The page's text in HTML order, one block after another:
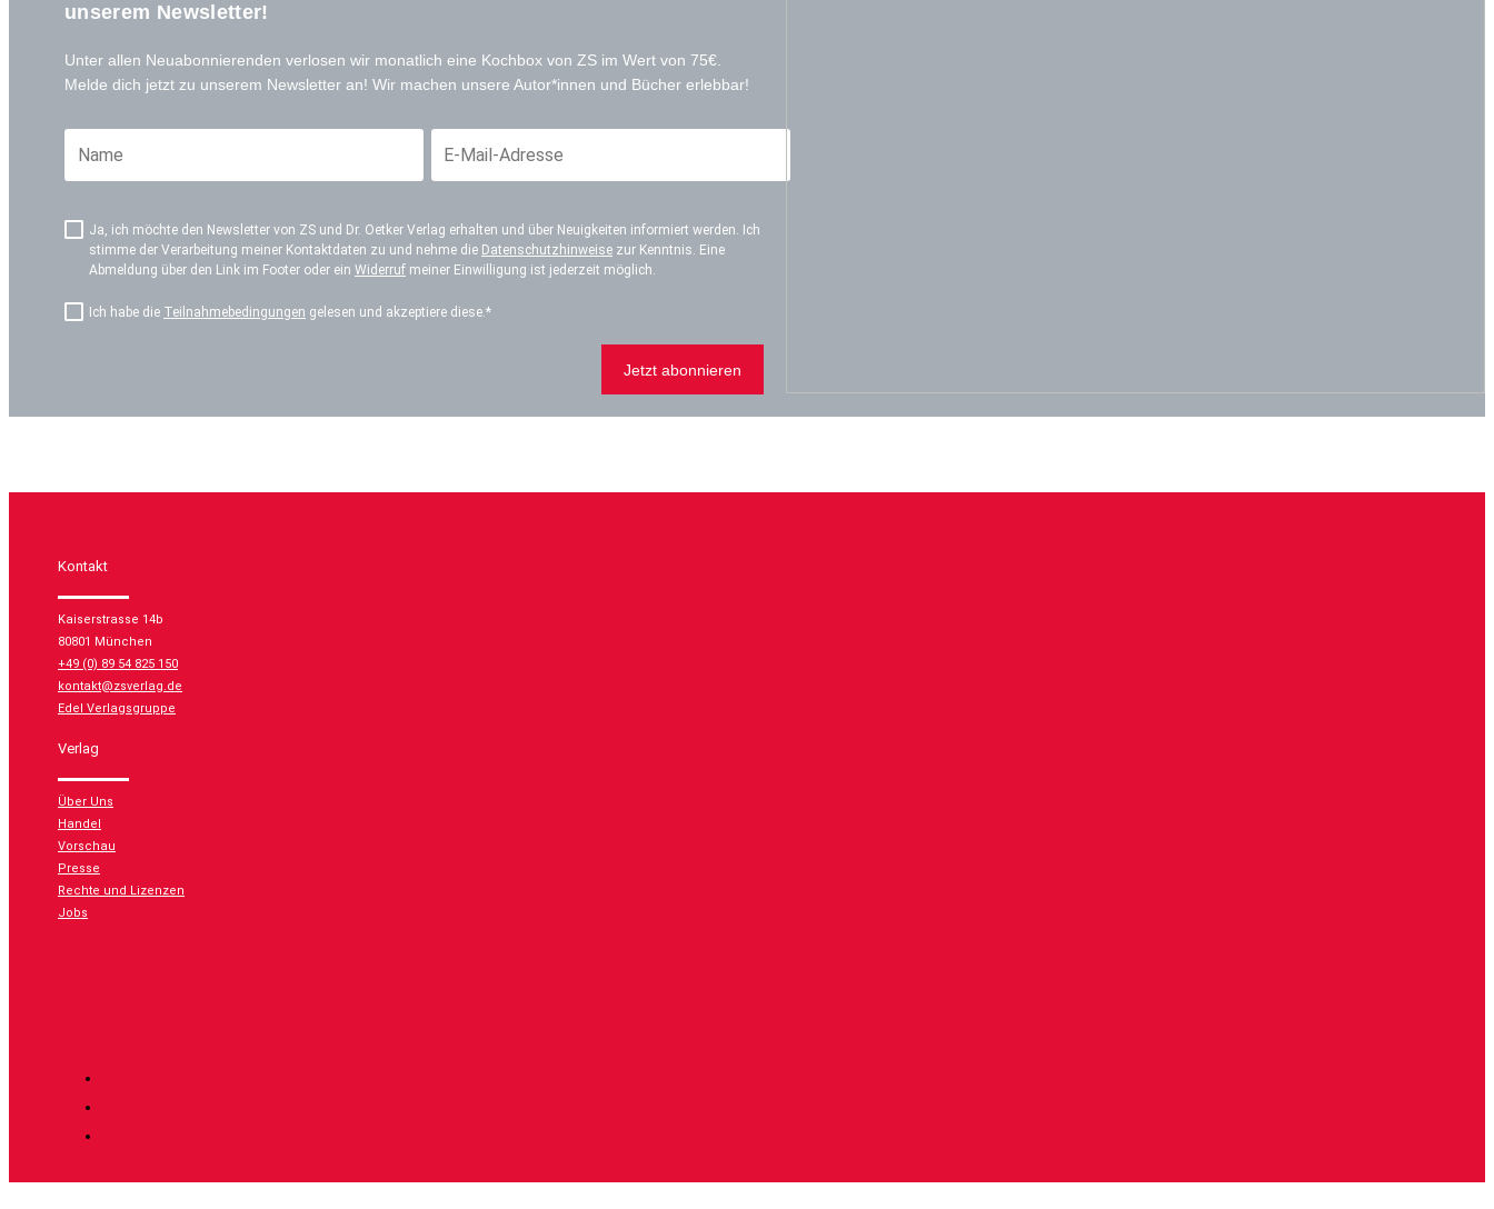
unserem Newsletter!
Unter allen Neuabonnierenden verlosen wir monatlich eine Kochbox von ZS im Wert von 75€.
Melde dich jetzt zu unserem Newsletter an! Wir machen unsere Autor*innen und Bücher erlebbar!
Ja, ich möchte den Newsletter von ZS und Dr. Oetker Verlag erhalten und über Neuigkeiten informiert werden. Ich
stimme der Verarbeitung meiner Kontaktdaten zu und nehme die Datenschutzhinweisezur Kenntnis. Eine
Abmeldung über den Link im Footer oder ein Widerrufmeiner Einwilligung ist jederzeit möglich.
Ich habe die Teilnahmebedingungen gelesen und akzeptiere diese.*
Kontakt
Kaiserstrasse 14b
80801 München
+49 (0) 89 54 825 150
kontakt@zsverlag.de
Edel Verlagsgruppe
Verlag
Über Uns
Handel
Vorschau
Presse
Rechte und Lizenzen
Jobs